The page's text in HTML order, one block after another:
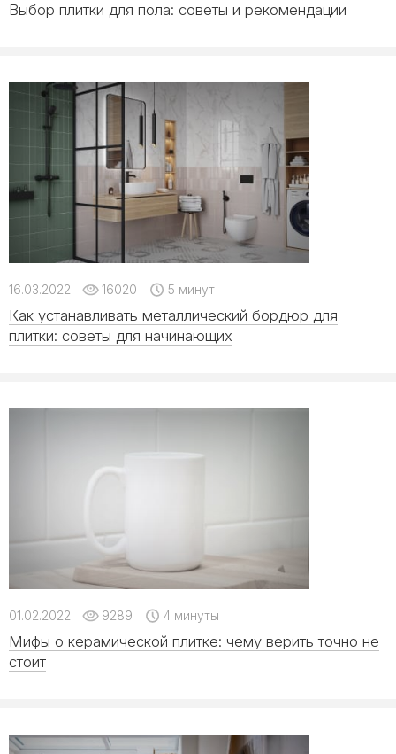
Выбор плитки для пола: советы и рекомендации
16.03.2022 16020 5 минут
Как устанавливать металлический бордюр для
плитки: советы для начинающих
01.02.2022 9289 4 минуты
Мифы о керамической плитке: чему верить точно не
стоит